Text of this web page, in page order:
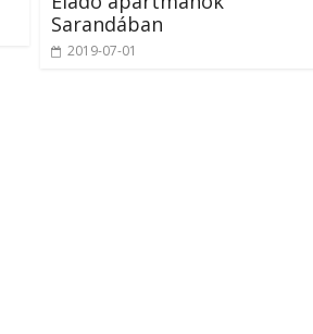
Sarandában
2019-07-01